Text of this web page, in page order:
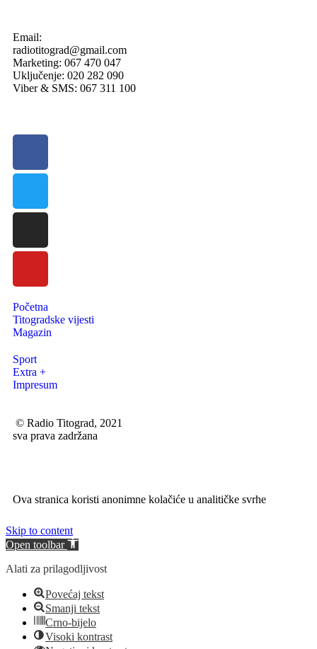
Email:
radiotitograd@gmail.com
Marketing: 067 470 047
Uključenje: 020 282 090
Viber & SMS: 067 311 100
Početna
Titogradske vijesti
Magazin
Sport
Extra +
Impresum
© Radio Titograd, 2021
sva prava zadržana
Ova stranica koristi anonimne kolačiće u analitičke svrhe
Skip to content
Open toolbar
Alati za prilagodljivost
Povećaj tekst
Smanji tekst
Crno-bijelo
Visoki kontrast